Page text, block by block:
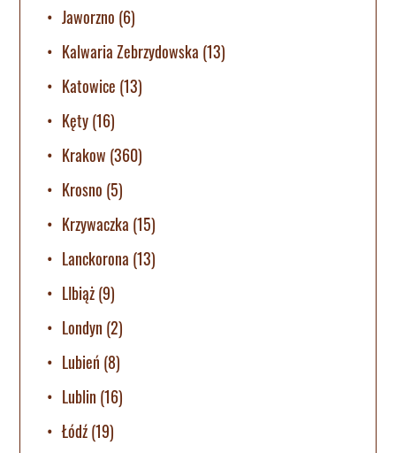
Jaworzno (6)
Kalwaria Zebrzydowska (13)
Katowice (13)
Kęty(16)
Krakow (360)
Krosno (5)
Krzywaczka (15)
Lanckorona (13)
LIbiąż(9)
Londyn (2)
Lubień (8)
Lublin (16)
Łódź(19)